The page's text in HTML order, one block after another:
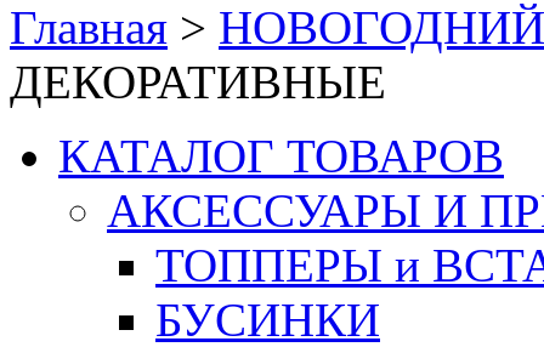
Главная >
ДЕКОРАТИВНЫЕ
КАТАЛОГ ТОВАРОВ
АКСЕССУАРЫ И
ТОППЕРЫ и
БУСИНКИ